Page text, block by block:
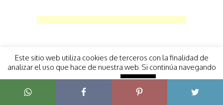
Remedios para…
Este sitio web utiliza cookies de terceros con la finalidad de
analizar el uso que hace de nuestra web. Si continúa navegando
entendemos que acepta su uso.
Aceptar
Más información